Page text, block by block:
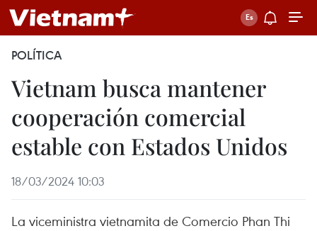
POLÍTICA
Vietnam busca mantener
cooperación comercial
estable con Estados Unidos
18/03/2024 10:03
La viceministra vietnamita de Comercio Phan Thi